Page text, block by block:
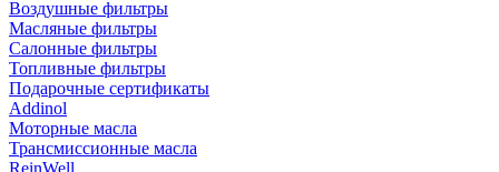
Воздушные фильтры
Масляные фильтры
Салонные фильтры
Топливные фильтры
Подарочные сертификаты
Addinol
Моторные масла
Трансмиссионные масла
ReinWell